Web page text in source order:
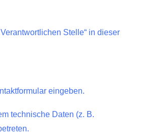
Stelle“ in dieser
eingeben.
technische Daten (z. B.